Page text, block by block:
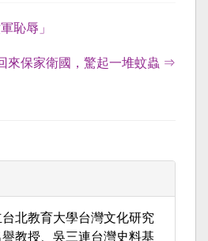
恥辱」
來保家衛國，驚起一堆蚊蟲 ⇒
台北教育大學台灣文化研究
譽教授、吳三連台灣史料基